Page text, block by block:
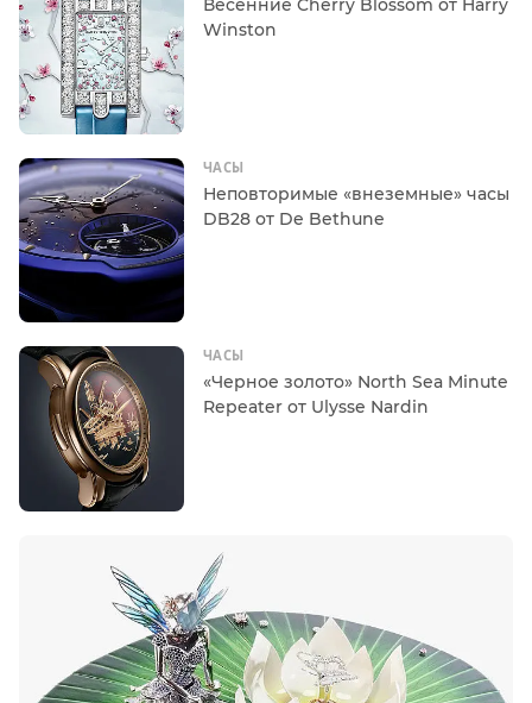
Весенние Cherry Blossom от Harry
Winston
ЧАСЫ
Неповторимые «внеземные» часы
DB28 от De Bethune
ЧАСЫ
«Черное золото» North Sea Minute
Repeater от Ulysse Nardin